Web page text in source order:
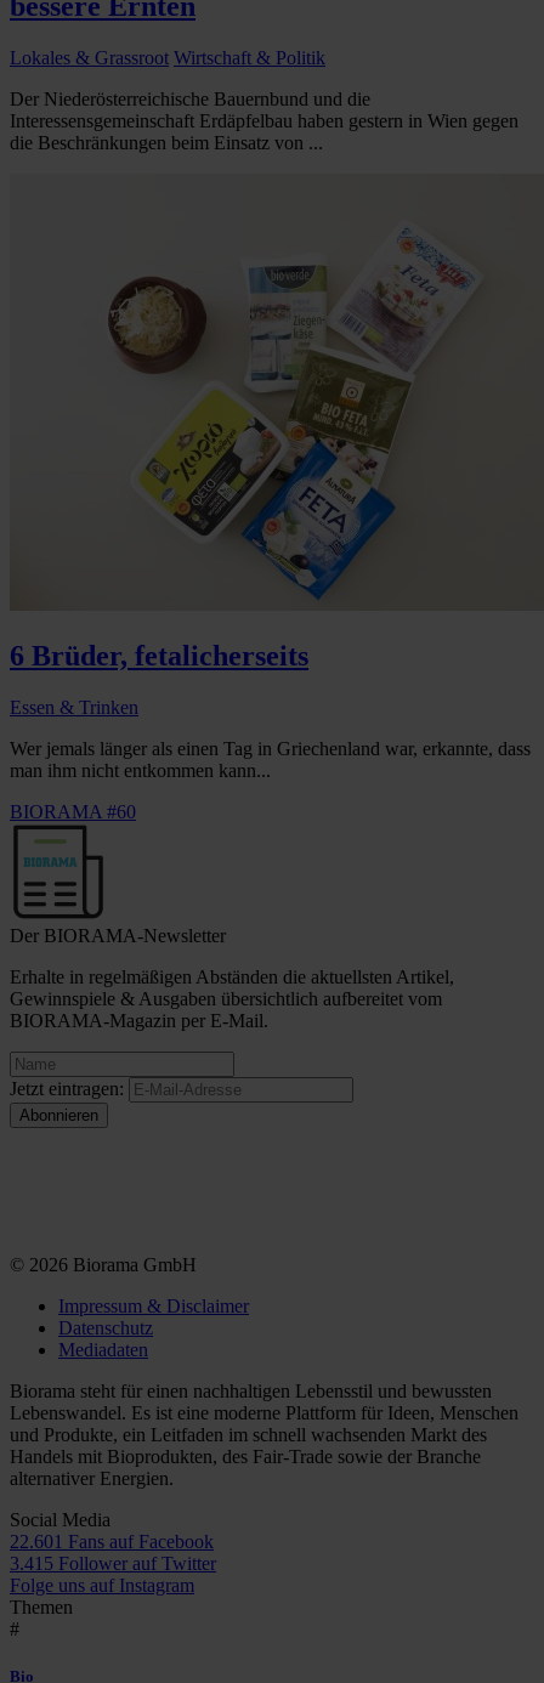
Lokales & Grassroot Wirtschaft & Politik
Der Niederösterreichische Bauernbund und die
Interessensgemeinschaft Erdäpfelbau haben gestern in Wien gegen
die Beschränkungen beim Einsatz von ...
6 Brüder, fetalicherseits
Essen & Trinken
Wer jemals länger als einen Tag in Griechenland war, erkannte, dass
man ihm nicht entkommen kann...
BIORAMA #60
Der BIORAMA-Newsletter
Erhalte in regelmäßigen Abständen die aktuellsten Artikel,
Gewinnspiele & Ausgaben übersichtlich aufbereitet vom
BIORAMA-Magazin per E-Mail.
Jetzt eintragen:
© 2026 Biorama GmbH
Impressum & Disclaimer
Datenschutz
Mediadaten
Biorama steht für einen nachhaltigen Lebensstil und bewussten
Lebenswandel. Es ist eine moderne Plattform für Ideen, Menschen
und Produkte, ein Leitfaden im schnell wachsenden Markt des
Handels mit Bioprodukten, des Fair-Trade sowie der Branche
alternativer Energien.
Social Media
22.601 Fans auf Facebook
3.415 Follower auf Twitter
Folge uns auf Instagram
Themen
#
Bio